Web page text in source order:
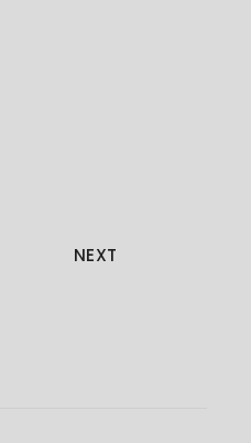
NEXT